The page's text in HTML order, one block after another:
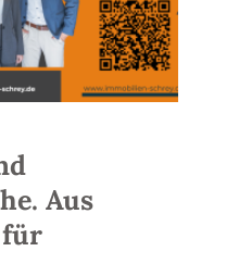
Aus